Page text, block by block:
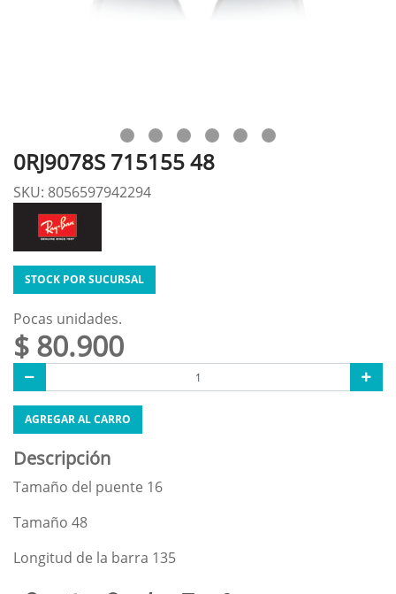
0RJ9078S 715155 48
SKU: 8056597942294
STOCK POR SUCURSAL
Pocas unidades.
$ 80.900
AGREGAR AL CARRO
Descripción
Tamaño del puente 16
Tamaño 48
Longitud de la barra 135